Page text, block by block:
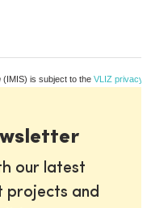
(IMIS) is subject to the VLIZ privacy
our latest
projects and